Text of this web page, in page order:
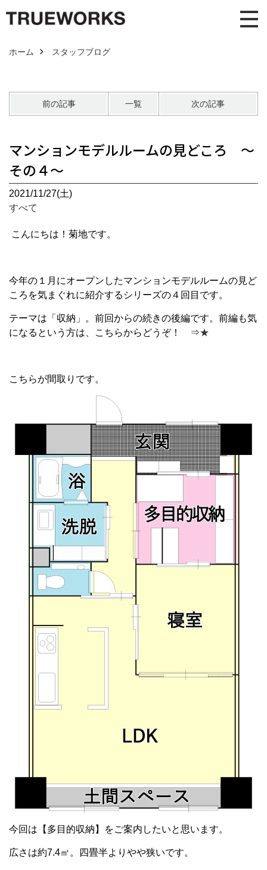
ホーム スタッフブログ
前の記事 一覧 次の記事
マンションモデルルームの見どころ ～
その４～
2021/11/27(土)
すべて
こんにちは！菊地です。
今年の１月にオープンしたマンションモデルルームの見ど
ころを気まぐれに紹介するシリーズの４回目です。
テーマは「収納」。前回からの続きの後編です。前編も気
になるという方は、こちらからどうぞ！ ⇒★
こちらが間取りです。
今回は【多目的収納】をご案内したいと思います。
広さは約7.4㎡。四畳半よりやや狭いです。